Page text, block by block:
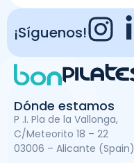
Dónde estamos
P .I. Pla de la Vallonga,
C/Meteorito 18 – 22
03006 – Alicante (Spain)
¡Síguenos!